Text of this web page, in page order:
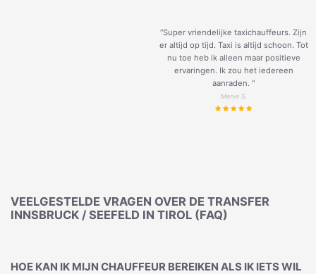
“Super vriendelijke taxichauffeurs. Zijn
er altijd op tijd. Taxi is altijd schoon. Tot
nu toe heb ik alleen maar positieve
ervaringen. Ik zou het iedereen
aanraden. "
Merve S.
VEELGESTELDE VRAGEN OVER DE TRANSFER
INNSBRUCK / SEEFELD IN TIROL (FAQ)
HOE KAN IK MIJN CHAUFFEUR BEREIKEN ALS IK IETS WIL